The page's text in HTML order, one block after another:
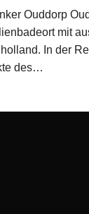
Ouddorp
mit
In der
des…